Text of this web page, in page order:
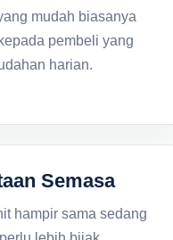
mudah biasanya
pembeli yang
harian.
Semasa
hampir sama sedang